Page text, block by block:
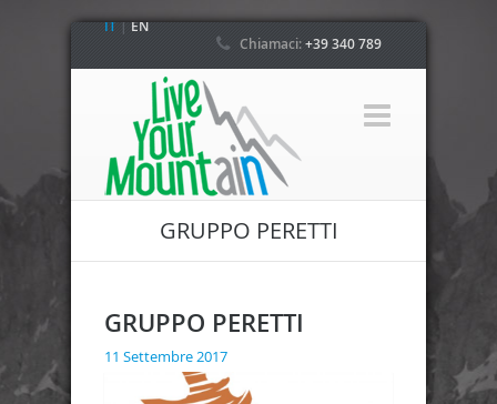
IT|EN
Chiamaci:+39 340 789
GRUPPO PERETTI
GRUPPO PERETTI
11 Settembre 2017